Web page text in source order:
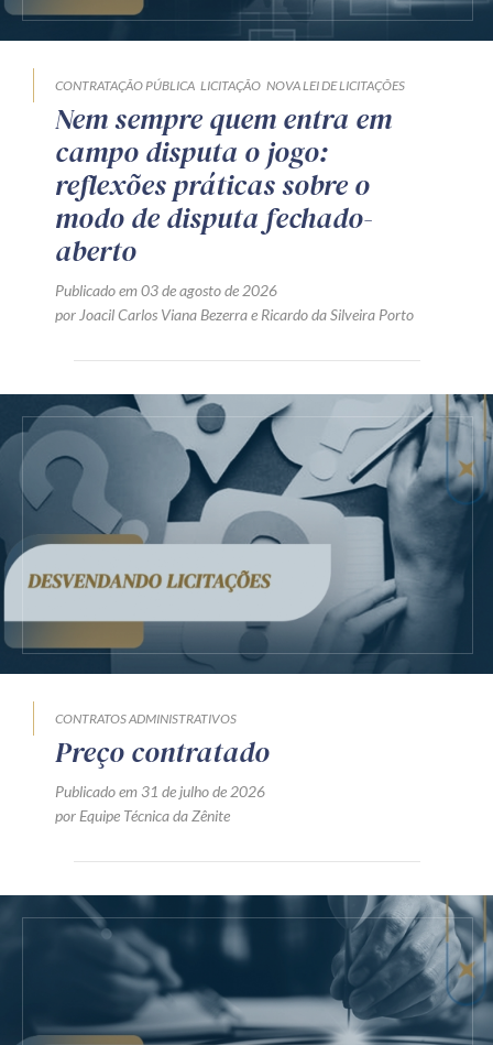
CONTRATAÇÃO PÚBLICA LICITAÇÃO NOVA LEI DE LICITAÇÕES
Nem sempre quem entra em
campo disputa o jogo:
reflexões práticas sobre o
modo de disputa fechado-
aberto
Publicado em 03 de agosto de 2026
por Joacil Carlos Viana Bezerrae Ricardo da Silveira Porto
CONTRATOS ADMINISTRATIVOS
Preço contratado
Publicado em 31 de julho de 2026
por Equipe Técnica da Zênite